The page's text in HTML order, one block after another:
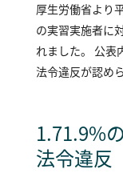
厚生労働省より
の実習実施者に
れました。 公表
法令違反が認め
１．
法令違反